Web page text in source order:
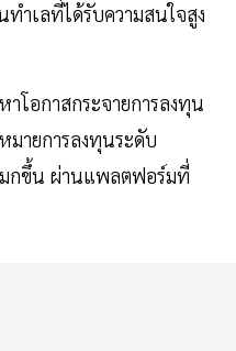
ำเลที่ได้รับความสนใจสูง
โอกาสกระจายการลงทุน
มายการลงทุนระดับ
มกขึ้น ผ่านแพลตฟอร์มที่